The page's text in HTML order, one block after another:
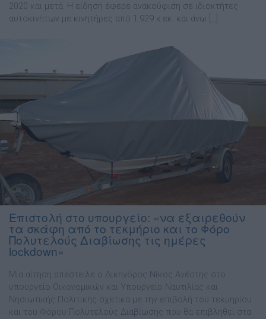
2020 και μετά. Η είδηση έφερε ανακούφιση σε ιδιοκτήτες
αυτοκινήτων με κινητήρες από 1.929 κ.εκ. και άνω […]
Επιστολή στο υπουργείο: «να εξαιρεθούν
τα σκάφη από το τεκμήριο και το Φόρο
Πολυτελούς Διαβίωσης τις ημέρες
lockdown»
Μία αίτηση απέστειλε ο Δικηγόρος Νίκος Ανέστης στο
υπουργείο Οικονομικών και Υπουργείο Ναυτιλίας και
Νησιωτικής Πολιτικής σχετικά με την επιβολή του τεκμηρίου
και του Φόρου Πολυτελούς Διαβίωσης που θα επιβληθεί στα